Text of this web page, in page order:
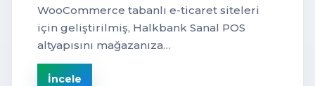
WooCommerce tabanlı e-ticaret siteleri
için geliştirilmiş, Halkbank Sanal POS
altyapısını mağazanıza…
İncele